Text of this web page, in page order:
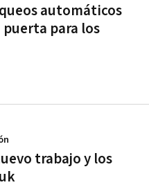
automáticos
puerta para los
trabajo y los